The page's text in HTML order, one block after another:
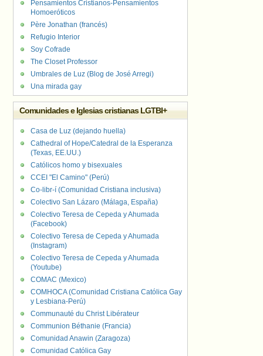
Pensamientos Cristianos-Pensamientos
Homoeróticos
Père Jonathan (francés)
Refugio Interior
Soy Cofrade
The Closet Professor
Umbrales de Luz (Blog de José Arregi)
Una mirada gay
Comunidades e Iglesias cristianas LGTBI+
Casa de Luz (dejando huella)
Cathedral of Hope/Catedral de la Esperanza
(Texas, EE.UU.)
Católicos homo y bisexuales
CCEI "El Camino" (Perú)
Co-libr-í (Comunidad Cristiana inclusiva)
Colectivo San Lázaro (Málaga, España)
Colectivo Teresa de Cepeda y Ahumada
(Facebook)
Colectivo Teresa de Cepeda y Ahumada
(Instagram)
Colectivo Teresa de Cepeda y Ahumada
(Youtube)
COMAC (Mexico)
COMHOCA (Comunidad Cristiana Católica Gay
y Lesbiana-Perú)
Communauté du Christ Libérateur
Communion Béthanie (Francia)
Comunidad Anawin (Zaragoza)
Comunidad Católica Gay